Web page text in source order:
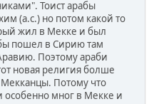
Тоист арабы
(а.с.) но потом какой то
жил в Мекке и был
пошел в Сирию там
Поэтому араби
новая религия болше
Потому что
мног в Мекке и